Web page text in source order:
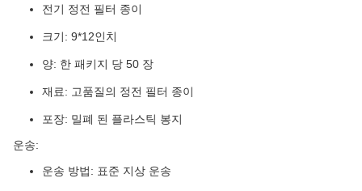
전기 정전 필터 종이
크기: 9*12인치
양: 한 패키지 당 50 장
재료: 고품질의 정전 필터 종이
포장: 밀폐 된 플라스틱 봉지
운송:
운송 방법: 표준 지상 운송